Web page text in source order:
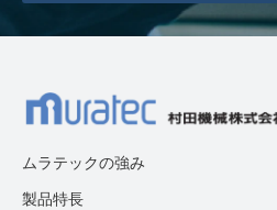
ムラテックの強み
製品特長